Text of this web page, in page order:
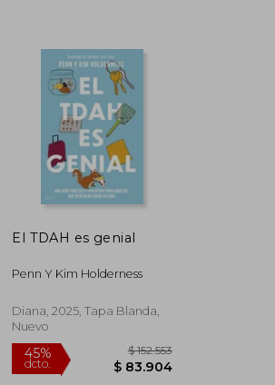
$ 244.721
$ 134.596
45%
dcto.
El TDAH es genial
Penn Y Kim Holderness
Diana, 2025, Tapa Blanda,
Nuevo